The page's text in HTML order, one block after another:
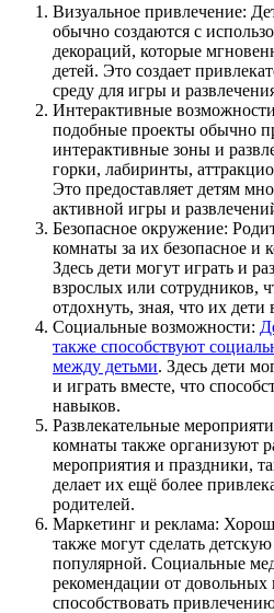
Визуальное привлечение:
обычно создаются с
декораций, которые
детей. Это создает
среду для игры и
Интерактивные
подобные проекты обычно
интерактивные зоны и
горки, лабиринты,
Это предоставляет детям
активной игры и
Безопасное окружение:
комнаты за их безопасное и
Здесь дети могут играть и
взрослых или сотрудников,
отдохнуть, зная, что их дети
Социальные возможности:
также способствуют
между детьми. Здесь дети
и играть вместе, что
навыков.
Развлекательные
комнаты также организуют
мероприятия и праздники,
делает их ещё более
родителей.
Маркетинг и реклама:
также могут сделать
популярной. Социальные
рекомендации от довольных
способствовать